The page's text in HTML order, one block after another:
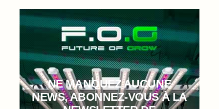
NE MANQUEZ AUCUNE
NEWS, ABONNEZ-VOUS À LA